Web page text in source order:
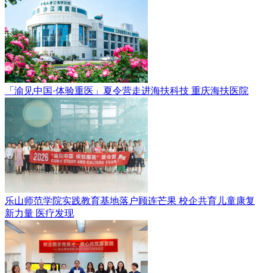
「渝见中国·体验重医」夏令营走进海扶科技 重庆海扶医院
乐山师范学院实践教育基地落户顾连芒果 校企共育儿童康复
新力量 医疗发现